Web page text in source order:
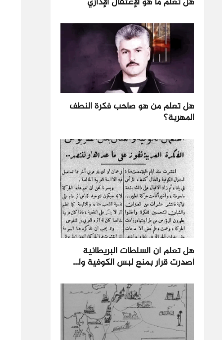
هل تعلم من هو صاحب فكرة النطف
المهربة؟
هل تعلم أن السلطات البريطانية
أصدرت قرار بمنع لبس الكوفية وا...